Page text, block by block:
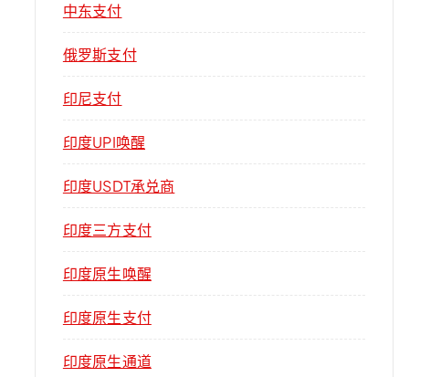
中东支付
俄罗斯支付
印尼支付
印度UPI唤醒
印度USDT承兑商
印度三方支付
印度原生唤醒
印度原生支付
印度原生通道